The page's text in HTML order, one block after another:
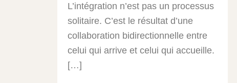
L’intégration n’est pas un processus
solitaire. C’est le résultat d’une
collaboration bidirectionnelle entre
celui qui arrive et celui qui accueille.
[…]